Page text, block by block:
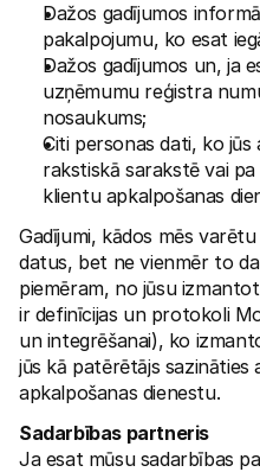
Dažos gadījumos
pakalpojumu, ko esat
Dažos gadījumos un, ja
uzņēmumu reģistra
nosaukums;
Citi personas dati, ko
rakstiskā sarakstē vai
klientu apkalpošanas
Gadījumi, kādos mēs
datus, bet ne vienmēr to
piemēram, no jūsu
ir definīcijas un protokoli
un integrēšanai), ko
jūs kā patērētājs sazināties
apkalpošanas dienestu.
Sadarbības partneris
Ja esat mūsu sadarbības